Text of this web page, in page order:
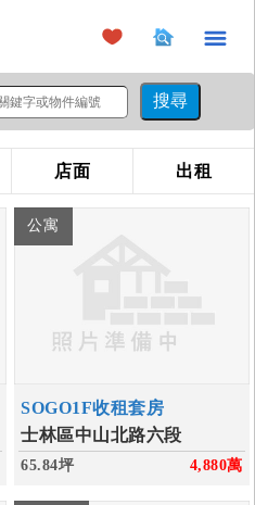
×
店面 出租
公寓
SOGO1F收租套房
士林區中山北路六段
65.84坪 4,880萬